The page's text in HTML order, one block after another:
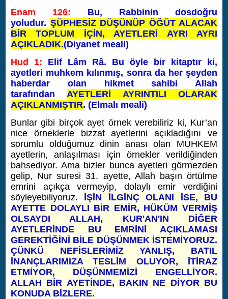
Enam 126: Bu, Rabbinin dosdoğru
yoludur. ŞÜPHESİZ DÜŞÜNÜP ÖĞÜT ALACAK
BİR TOPLUM İÇİN, AYETLERİ AYRI AYRI
AÇIKLADIK.(Diyanet meali)
Hud 1: Elif Lâm Râ. Bu öyle bir kitaptır ki,
ayetleri muhkem kılınmış, sonra da her şeyden
haberdar olan hikmet sahibi Allah
tarafındanAYETLERİ AYRINTILI OLARAK
AÇIKLANMIŞTIR. (Elmalı meali)
Bunlar gibi birçok ayet örnek verebiliriz ki, Kur’an
nice örneklerle bizzat ayetlerini açıkladığını ve
sorumlu olduğumuz dinin anası olan MUHKEM
ayetlerin, anlaşılması için örnekler verildiğinden
bahsediyor. Ama bizler bunca ayetleri görmezden
gelip, Nur suresi 31. ayette, Allah başın örtülme
emrini açıkça vermeyip, dolaylı emir verdiğini
söyleyebiliyoruz. İŞİN İLGİNÇ OLANI İSE, BU
AYETTE DOLAYLI BİR EMİR, HÜKÜM VERMİŞ
OLSAYDI ALLAH, KUR'AN'IN DİĞER
AYETLERİNDE BU EMRİNİ AÇIKLAMASI
GEREKTİĞİNİ BİLE DÜŞÜNMEK İSTEMİYORUZ.
ÇÜNKÜ NEFİSLERİMİZ YANLIŞ, BATIL
İNANÇLARIMIZA TESLİM OLUYOR, İTİRAZ
ETMİYOR, DÜŞÜNMEMİZİ ENGELLİYOR.
ALLAH BİR AYETİNDE, BAKIN NE DİYOR BU
KONUDA BİZLERE.